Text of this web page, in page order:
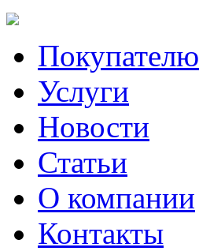
Покупателю
Услуги
Новости
Статьи
О компании
Контакты